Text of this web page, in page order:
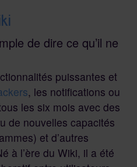
de dire ce qu’il ne
puissantes et
, les notifications ou
les six mois avec des
de nouvelles capacités
et d’autres
à l’ère du Wiki, il a été